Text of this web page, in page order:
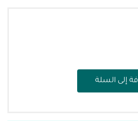
إلى السلة